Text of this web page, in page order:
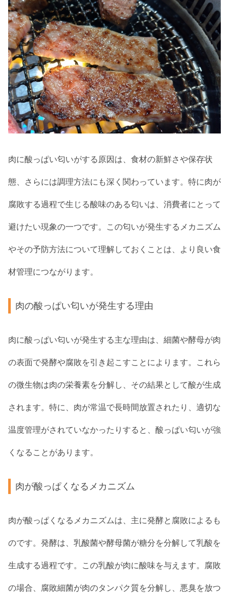
肉に酸っぱい匂いがする原因は、食材の新鮮さや保存状
態、さらには調理方法にも深く関わっています。特に肉が
腐敗する過程で生じる酸味のある匂いは、消費者にとって
避けたい現象の一つです。この匂いが発生するメカニズム
やその予防方法について理解しておくことは、より良い食
材管理につながります。
肉の酸っぱい匂いが発生する理由
肉に酸っぱい匂いが発生する主な理由は、細菌や酵母が肉
の表面で発酵や腐敗を引き起こすことによります。これら
の微生物は肉の栄養素を分解し、その結果として酸が生成
されます。特に、肉が常温で長時間放置されたり、適切な
温度管理がされていなかったりすると、酸っぱい匂いが強
くなることがあります。
肉が酸っぱくなるメカニズム
肉が酸っぱくなるメカニズムは、主に発酵と腐敗によるも
のです。発酵は、乳酸菌や酵母菌が糖分を分解して乳酸を
生成する過程です。この乳酸が肉に酸味を与えます。腐敗
の場合、腐敗細菌が肉のタンパク質を分解し、悪臭を放つ